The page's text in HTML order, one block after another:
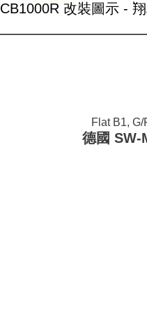
CB1000R 改裝圖示 -
Flat B1,
德國 SW-